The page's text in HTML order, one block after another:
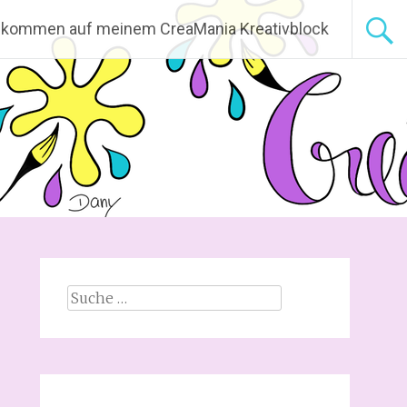
auf meinem CreaMania Kreativblock
Suche